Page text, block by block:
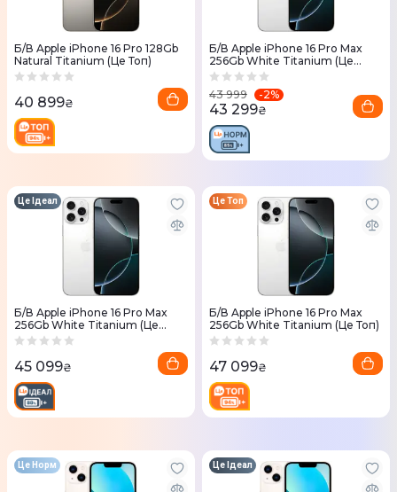
Б/В Apple iPhone 16 Pro 128Gb
Natural Titanium (Це Топ)
40 899₴
Б/В Apple iPhone 16 Pro Max
256Gb White Titanium (Це
Норм)
43 999 -2%
43 299₴
Б/В Apple iPhone 16 Pro Max
256Gb White Titanium (Це
Ідеал)
Це Ідеал
45 099₴
Б/В Apple iPhone 16 Pro Max
256Gb White Titanium (Це Топ)
Це Топ
47 099₴
Це Норм Це Ідеал